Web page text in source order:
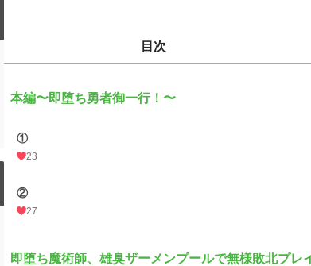
目次
本編〜即堕ち勇者御一行！〜
①
23
②
27
即堕ち魔術師、雄臭ザーメンプールで無様敗北プレ